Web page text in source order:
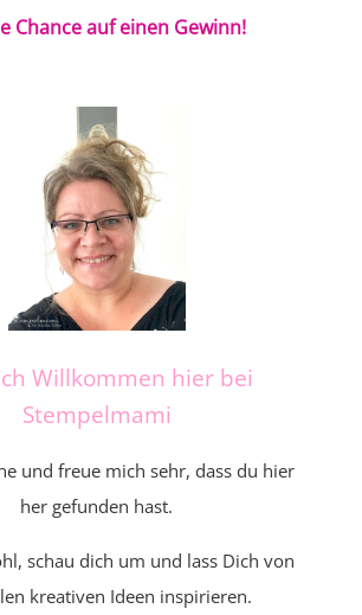
Chance auf einen Gewinn!
Willkommen hier bei
Stempelmami
und freue mich sehr, dass du hier
her gefunden hast.
schau dich um und lass Dich von
kreativen Ideen inspirieren.